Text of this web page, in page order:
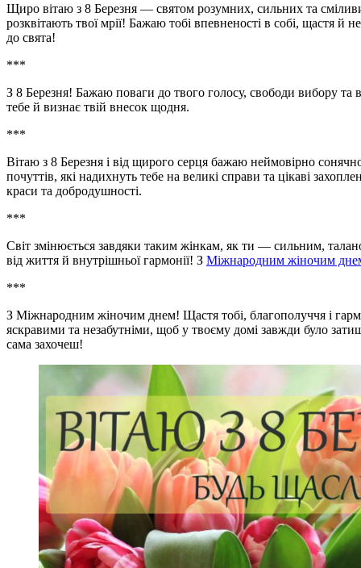
Щиро вітаю з 8 Березня — святом розумних, сильних та
розквітають твої мрії! Бажаю тобі впевненості в собі, щастя й
до свята!
***
З 8 Березня! Бажаю поваги до твого голосу, свободи вибору та
тебе й визнає твій внесок щодня.
***
Вітаю з 8 Березня і від щирого серця бажаю неймовірно
почуттів, які надихнуть тебе на великі справи та цікаві
краси та добродушності.
***
Світ змінюється завдяки таким жінкам, як ти — сильним,
від життя й внутрішньої гармонії! З Міжнародним жіночим
***
З Міжнародним жіночим днем! Щастя тобі, благополуччя і
яскравими та незабутніми, щоб у твоєму домі завжди було
сама захочеш!